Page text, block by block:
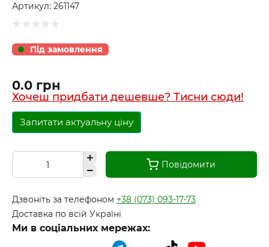
Артикул: 261147
Під замовлення
0.0 грн
Хочеш придбати дешевше? Тисни сюди!
Запитати актуальну ціну
Повідомити
Дзвоніть за телефоном +38 (073) 093-17-73
Доставка по всій Україні
Ми в соціальних мережах: